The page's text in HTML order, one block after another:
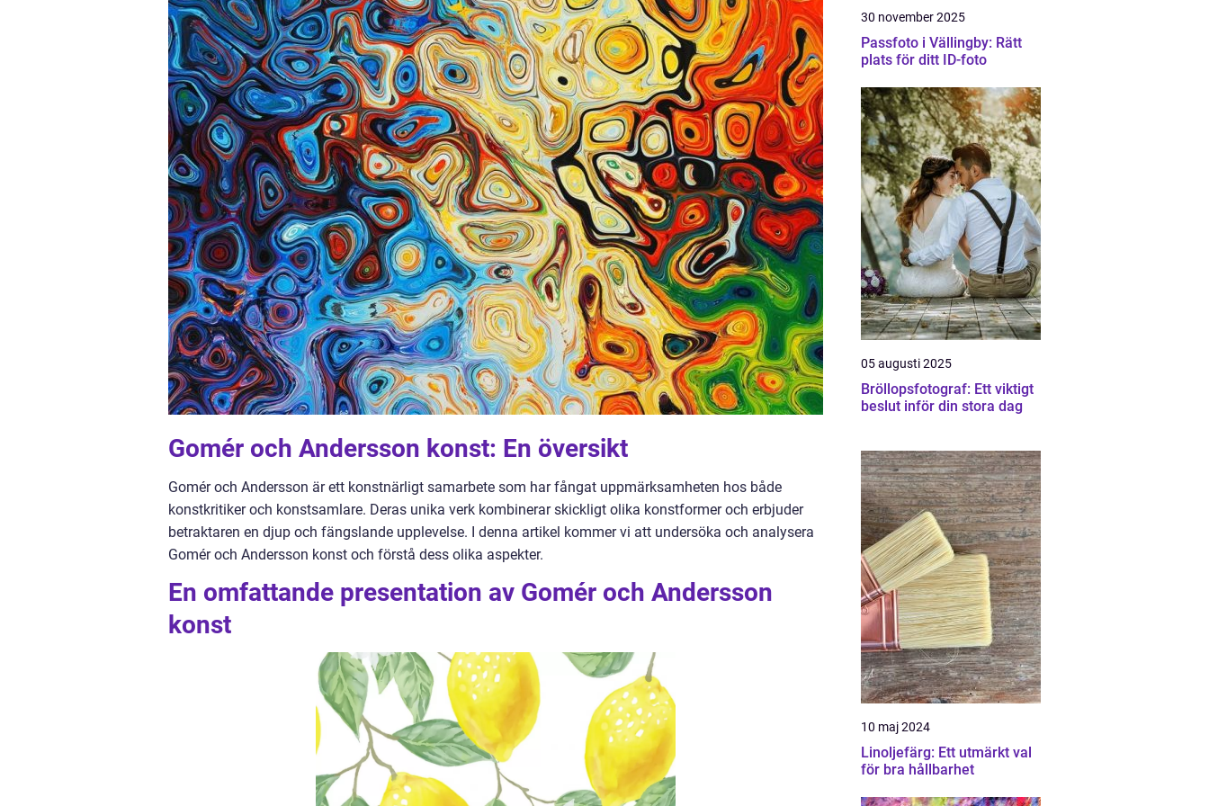
Gomér och Andersson konst: En översikt
Gomér och Andersson är ett konstnärligt samarbete som har fångat uppmärksamheten hos både
konstkritiker och konstsamlare. Deras unika verk kombinerar skickligt olika konstformer och erbjuder
betraktaren en djup och fängslande upplevelse. I denna artikel kommer vi att undersöka och analysera
Gomér och Andersson konst och förstå dess olika aspekter.
En omfattande presentation av Gomér och Andersson
konst
30 november 2025
Passfoto i Vällingby: Rätt
plats för ditt ID-foto
05 augusti 2025
Bröllopsfotograf: Ett viktigt
beslut inför din stora dag
10 maj 2024
Linoljefärg: Ett utmärkt val
för bra hållbarhet